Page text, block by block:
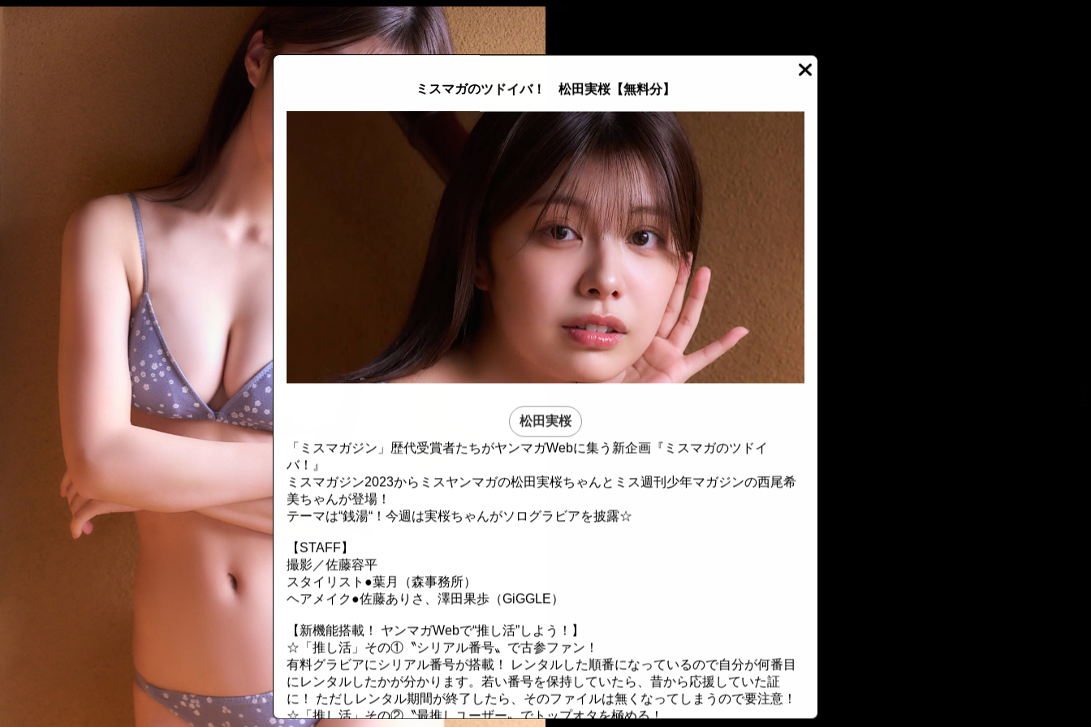
ミスマガのツドイバ！ 松田実桜【無料分】
松田実桜
「ミスマガジン」歴代受賞者たちがヤンマガWebに集う新企画『ミスマガのツドイ
バ！』
ミスマガジン2023からミスヤンマガの松田実桜ちゃんとミス週刊少年マガジンの西尾希
美ちゃんが登場！
テーマは“銭湯“！今週は実桜ちゃんがソログラビアを披露☆
【STAFF】
撮影／佐藤容平
スタイリスト●葉月（森事務所）
ヘアメイク●佐藤ありさ、澤田果歩（GiGGLE）
【新機能搭載！ ヤンマガWebで“推し活”しよう！】
☆「推し活」その①〝シリアル番号〟で古参ファン！
有料グラビアにシリアル番号が搭載！ レンタルした順番になっているので自分が何番目
にレンタルしたかが分かります。若い番号を保持していたら、昔から応援していた証
に！ ただしレンタル期間が終了したら、そのファイルは無くなってしまうので要注意！
☆「推し活」その②〝最推しユーザー〟でトップオタを極める！
::fzkqzrz.oi